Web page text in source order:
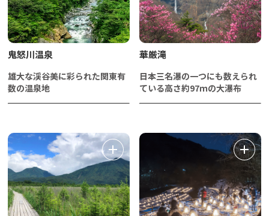
鬼怒川温泉
雄大な渓谷美に彩られた関東有
数の温泉地
華厳滝
日本三名瀑の一つにも数えられ
ている高さ約97ｍの大瀑布